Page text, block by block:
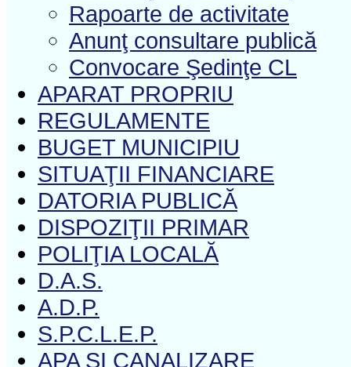
Rapoarte de activitate
Anunţ consultare publică
Convocare Şedinţe CL
APARAT PROPRIU
REGULAMENTE
BUGET MUNICIPIU
SITUAŢII FINANCIARE
DATORIA PUBLICĂ
DISPOZIŢII PRIMAR
POLIŢIA LOCALĂ
D.A.S.
A.D.P.
S.P.C.L.E.P.
APA ŞI CANALIZARE